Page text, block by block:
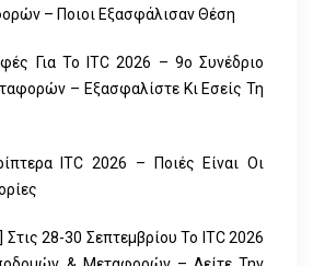
– Ποιοι Εξασφάλισαν Θέση
Για Το ITC 2026 – 9ο Συνέδριο
– Εξασφαλίστε Κι Εσείς Τη
ITC 2026 – Ποιές Είναι Οι
Στις 28-30 Σεπτεμβρίου Το ITC 2026